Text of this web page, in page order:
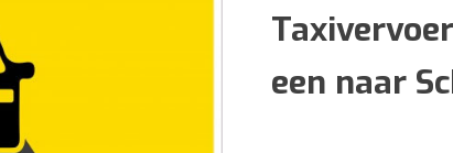
een naar